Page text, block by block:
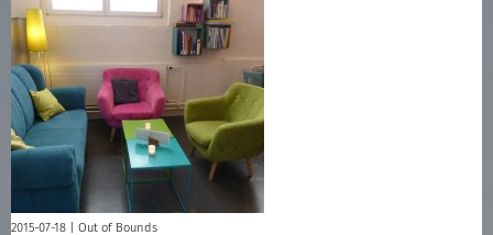
2015-07-18 | Out of Bounds